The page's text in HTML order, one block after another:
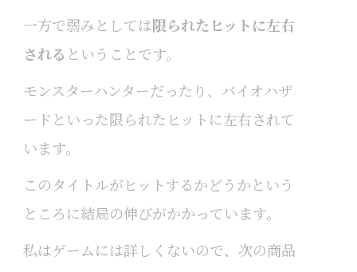
一方で弱みとしては限られたヒットに左右
される ということです。
モンスターハンターだったり、バイオハザ
ードといった限られたヒットに左右されて
います。
このタイトルがヒットするかどうかという
ところに結局の伸びがかかっています。
私はゲームには詳しくないので、次の商品